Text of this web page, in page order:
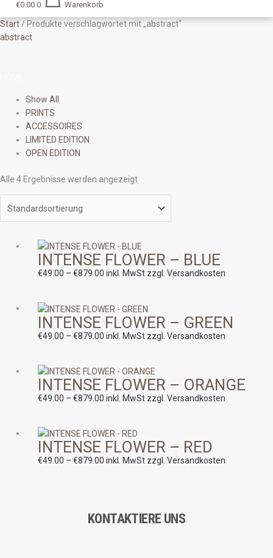
€0.00 0 Warenkorb
Start / Produkte verschlagwortet mit „abstract“
abstract
Show All
PRINTS
ACCESSOIRES
LIMITED EDITION
OPEN EDITION
Alle 4 Ergebnisse werden angezeigt
INTENSE FLOWER – BLUE
€49.00 – €879.00
Preisspanne:
€49.00
bis
inkl. MwSt zzgl. Versandkosten
INTENSE FLOWER – GREEN
€49.00 – €879.00
Preisspanne:
€49.00
bis
inkl. MwSt zzgl. Versandkosten
INTENSE FLOWER – ORANGE
€49.00 – €879.00
Preisspanne:
€49.00
bis
inkl. MwSt zzgl. Versandkosten
INTENSE FLOWER – RED
€49.00 – €879.00
Preisspanne:
€49.00
bis
inkl. MwSt zzgl. Versandkosten
KONTAKTIERE UNS